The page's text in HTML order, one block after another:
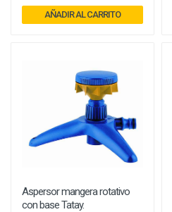
AÑADIR AL CARRITO
Aspersor mangera rotativo
con base Tatay.